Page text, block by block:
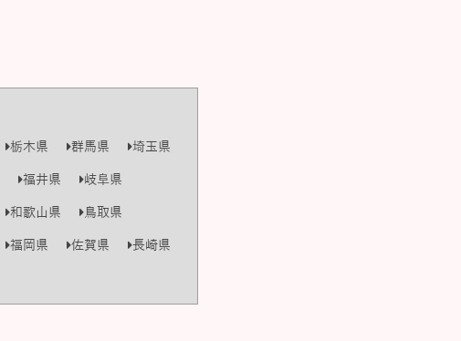
栃木県 群馬県
埼玉県
福井県
岐阜県
和歌山県
鳥取県
福岡県 佐賀県
長崎県